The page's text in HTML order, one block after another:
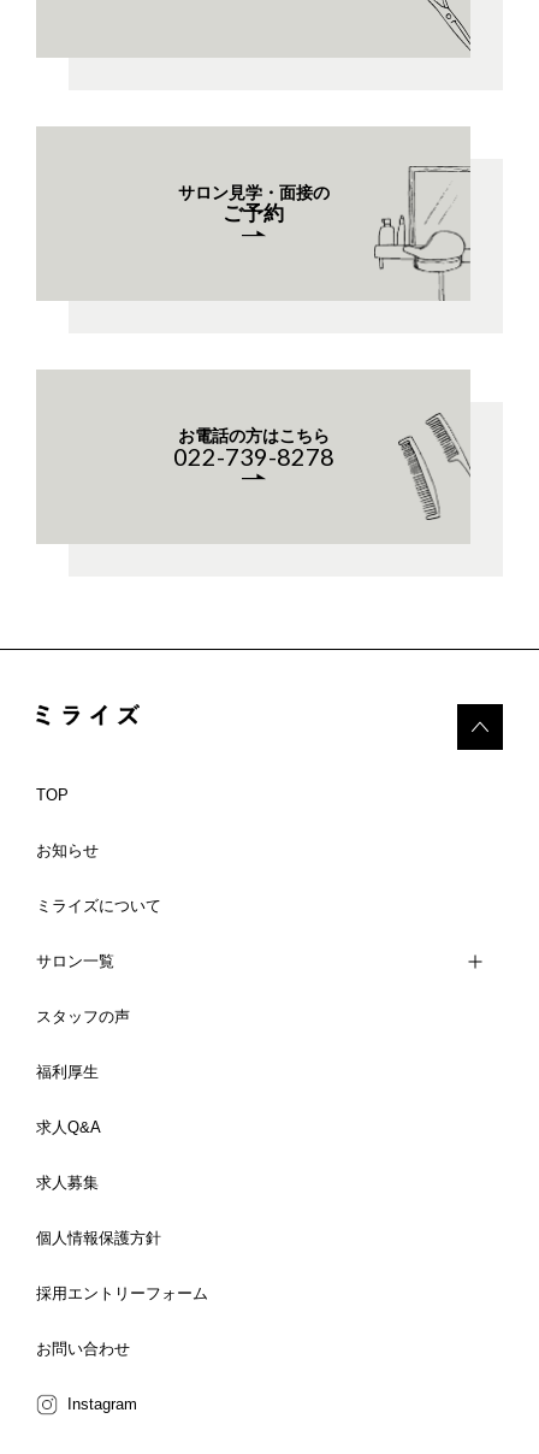
サロン見学・面接の
ご予約
お電話の方はこちら
022-739-8278
TOP
お知らせ
ミライズについて
サロン一覧
スタッフの声
福利厚生
求人Q&A
求人募集
個人情報保護方針
採用エントリーフォーム
お問い合わせ
Instagram